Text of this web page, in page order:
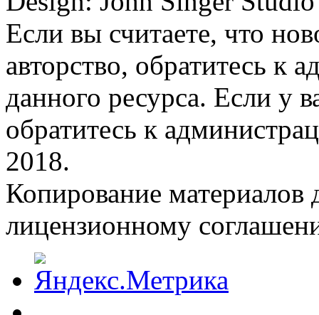
Если вы считаете, что
авторство, обратитесь к
данного ресурса. Если у
обратитесь к
2018.
Копирование материалов
лицензионному